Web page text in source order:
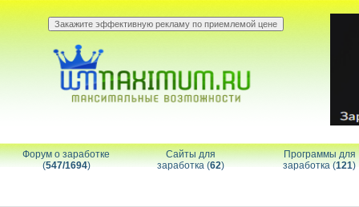
Форум о заработке
(547/1694)
Сайты для
заработка (62)
Программы для
заработка (121)